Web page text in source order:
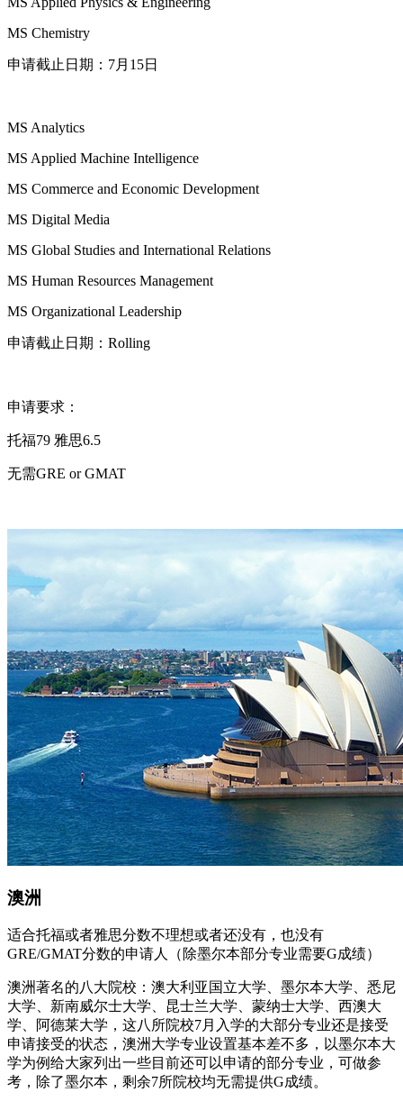
MS Chemistry
申请截止日期：7月15日
MS Analytics
MS Applied Machine Intelligence
MS Commerce and Economic Development
MS Digital Media
MS Global Studies and International Relations
MS Human Resources Management
MS Organizational Leadership
申请截止日期：Rolling
申请要求：
托福79 雅思6.5
无需GRE or GMAT
澳洲
适合托福或者雅思分数不理想或者还没有，也没有
GRE/GMAT分数的申请人（除墨尔本部分专业需要G成绩）
澳洲著名的八大院校：澳大利亚国立大学、墨尔本大学、悉尼
大学、新南威尔士大学、昆士兰大学、蒙纳士大学、西澳大
学、阿德莱大学，这八所院校7月入学的大部分专业还是接受
申请接受的状态，澳洲大学专业设置基本差不多，以墨尔本大
学为例给大家列出一些目前还可以申请的部分专业，可做参
考，除了墨尔本，剩余7所院校均无需提供G成绩。